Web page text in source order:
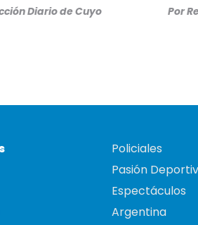
Diario de Cuyo Por
Policiales
Pasión
Espectáculos
Argentina